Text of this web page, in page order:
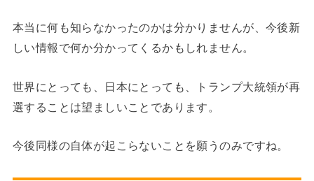
本当に何も知らなかったのかは分かりませんが、今後新
しい情報で何か分かってくるかもしれません。
世界にとっても、日本にとっても、トランプ大統領が再
選することは望ましいことであります。
今後同様の自体が起こらないことを願うのみですね。